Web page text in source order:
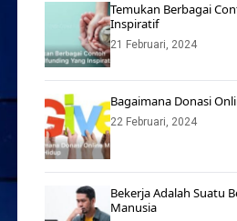
Temukan Berbagai
Inspiratif
21 Februari, 2024
Bagaimana Donasi
22 Februari, 2024
Bekerja Adalah Suatu
Manusia